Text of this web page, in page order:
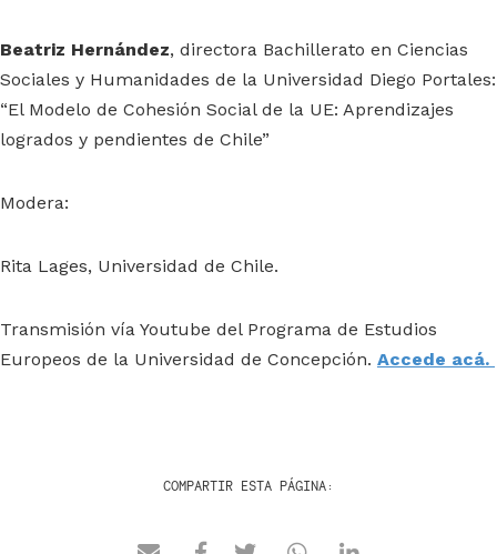
Beatriz Hernández, directora Bachillerato en Ciencias
Sociales y Humanidades de la Universidad Diego Portales:
“El Modelo de Cohesión Social de la UE: Aprendizajes
logrados y pendientes de Chile”
Modera:
Rita Lages, Universidad de Chile.
Transmisión vía Youtube del Programa de Estudios
Europeos de la Universidad de Concepción. Accede acá.
COMPARTIR ESTA PÁGINA: